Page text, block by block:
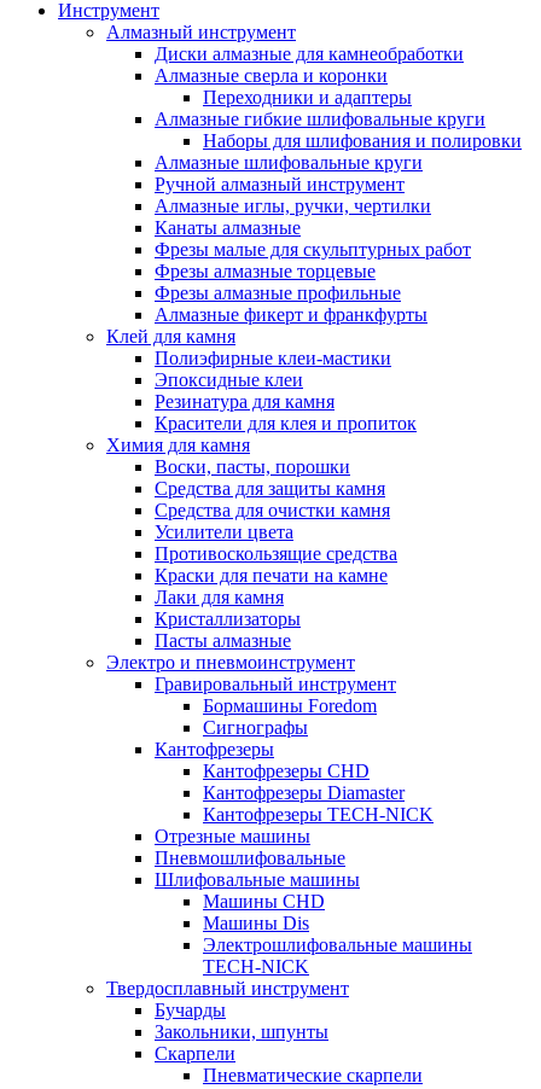
Инструмент
Алмазный инструмент
Диски алмазные для камнеобработки
Алмазные сверла и коронки
Переходники и адаптеры
Алмазные гибкие шлифовальные круги
Наборы для шлифования и полировки
Алмазные шлифовальные круги
Ручной алмазный инструмент
Алмазные иглы, ручки, чертилки
Канаты алмазные
Фрезы малые для скульптурных работ
Фрезы алмазные торцевые
Фрезы алмазные профильные
Алмазные фикерт и франкфурты
Клей для камня
Полиэфирные клеи-мастики
Эпоксидные клеи
Резинатура для камня
Красители для клея и пропиток
Химия для камня
Воски, пасты, порошки
Средства для защиты камня
Средства для очистки камня
Усилители цвета
Противоскользящие средства
Краски для печати на камне
Лаки для камня
Кристаллизаторы
Пасты алмазные
Электро и пневмоинструмент
Гравировальный инструмент
Бормашины Foredom
Сигнографы
Кантофрезеры
Кантофрезеры CHD
Кантофрезеры Diamaster
Кантофрезеры TECH-NICK
Отрезные машины
Пневмошлифовальные
Шлифовальные машины
Машины CHD
Машины Dis
Электрошлифовальные машины
TECH-NICK
Твердосплавный инструмент
Бучарды
Закольники, шпунты
Скарпели
Пневматические скарпели